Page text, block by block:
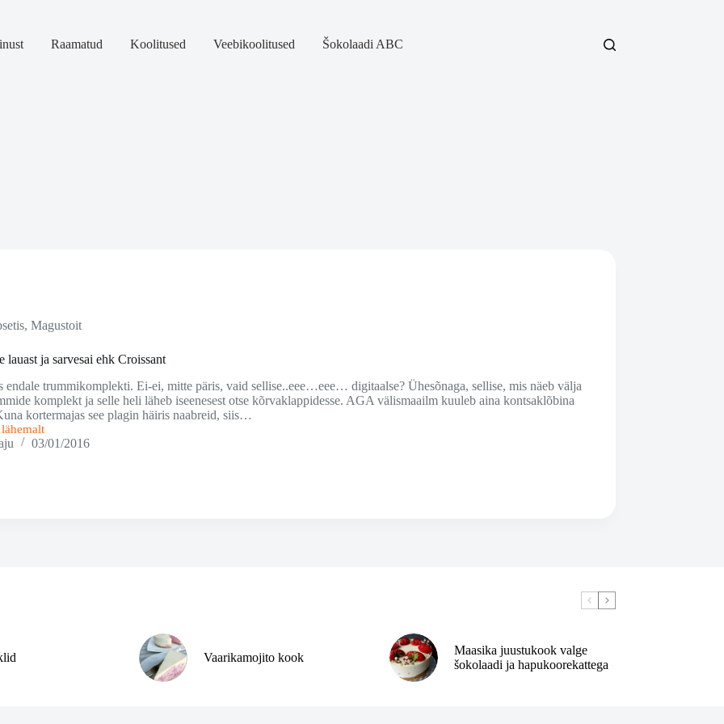
Raamatud Koolitused Veebikoolitused Šokolaadi ABC
,Magustoit
lauast ja sarvesai ehk Croissant
endale trummikomplekti. Ei-ei, mitte päris, vaid sellise..eee…eee… digitaalse? Ühesõnaga, sellise, mis näeb välja
komplekt ja selle heli läheb iseenesest otse kõrvaklappidesse. AGA välismaailm kuuleb aina kontsaklõbina
kortermajas see plagin häiris naabreid, siis…
03/01/2016
Vaarikamojito kook
Maasika juustukook valge
šokolaadi ja hapukoorekattega